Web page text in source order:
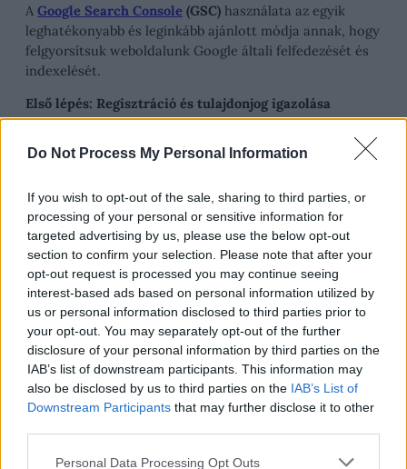
Do Not Process My Personal Information
If you wish to opt-out of the sale, sharing to third parties, or
processing of your personal or sensitive information for
targeted advertising by us, please use the below opt-out
section to confirm your selection. Please note that after your
opt-out request is processed you may continue seeing
interest-based ads based on personal information utilized by
us or personal information disclosed to third parties prior to
your opt-out. You may separately opt-out of the further
disclosure of your personal information by third parties on the
IAB’s list of downstream participants. This information may
also be disclosed by us to third parties on the IAB’s List of
Downstream Participants that may further disclose it to other
Personal Data Processing Opt Outs
A Google Search Console (GSC) használata az egyik
leghatékonyabb és leginkább ajánlott módja annak, hogy
felgyorsítsuk weboldalunk Google általi felfedezését és
indexelését.
Első lépés: Regisztráció és tulajdonjog igazolása
Ha még nincs Search Console fiókunk, létre kell hoznunk
egyet a Google fiókunkkal. Ezután hozzá kell adnunk a
igazolnunk kell, hogy mi vagyunk az oldal tulajdonosai.
Ezt többféleképpen megtehetjük, pl. HTML fájl feltöltése,
HTML címke elhelyezése, Google Analytics vagy Google
Tag Manager fiók használata, DNS-rekord módosítása. A
Google a módszereket elég gyakran változtatgatja, de
biztosan találunk közte olyat, amivel hitelesíteni tudjuk
a tulajdonjogunkat. Az általunk preferált mód a DNS
rekord általi hitelesítés.